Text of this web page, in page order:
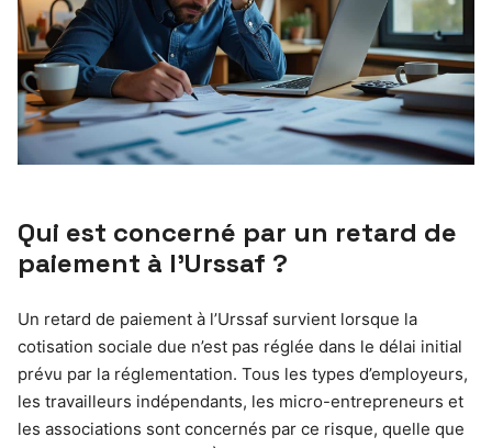
Qui est concerné par un retard de
paiement à l’Urssaf ?
Un retard de paiement à l’Urssaf survient lorsque la
cotisation sociale due n’est pas réglée dans le délai initial
prévu par la réglementation. Tous les types d’employeurs,
les travailleurs indépendants, les micro-entrepreneurs et
les associations sont concernés par ce risque, quelle que